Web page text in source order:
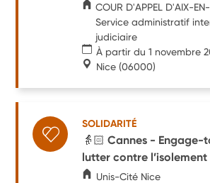
COUR D'APPEL D'AIX-
Service administratif
judiciaire
À partir du 1 novembre
Nice (06000)
SOLIDARITÉ
👵🏻 Cannes - Engage-
lutter contre l’isolement
Unis-Cité Nice